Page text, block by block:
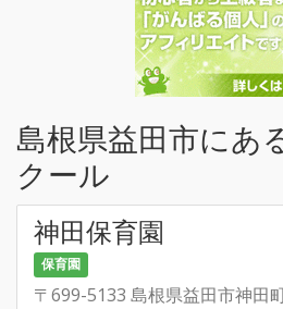
島根県益田市にあ
クール
神田保育園
保育園
〒699-5133 島根県益田市神田